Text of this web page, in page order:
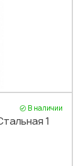
В наличии
1